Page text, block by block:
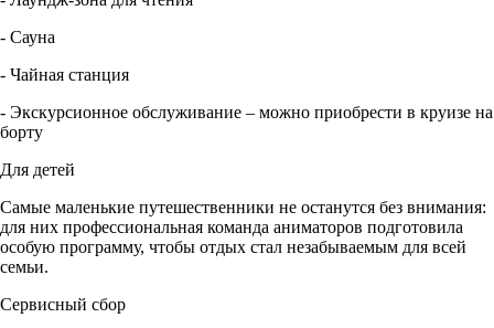
- Сауна
- Чайная станция
- Экскурсионное обслуживание – можно приобрести в круизе на
борту
Для детей
Самые маленькие путешественники не останутся без внимания:
для них профессиональная команда аниматоров подготовила
особую программу, чтобы отдых стал незабываемым для всей
семьи.
Сервисный сбор